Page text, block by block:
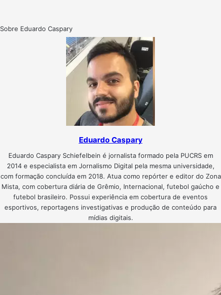
Sobre Eduardo Caspary
Eduardo Caspary
Eduardo Caspary Schiefelbein é jornalista formado pela PUCRS em
2014 e especialista em Jornalismo Digital pela mesma universidade,
com formação concluída em 2018. Atua como repórter e editor do Zona
Mista, com cobertura diária de Grêmio, Internacional, futebol gaúcho e
futebol brasileiro. Possui experiência em cobertura de eventos
esportivos, reportagens investigativas e produção de conteúdo para
mídias digitais.